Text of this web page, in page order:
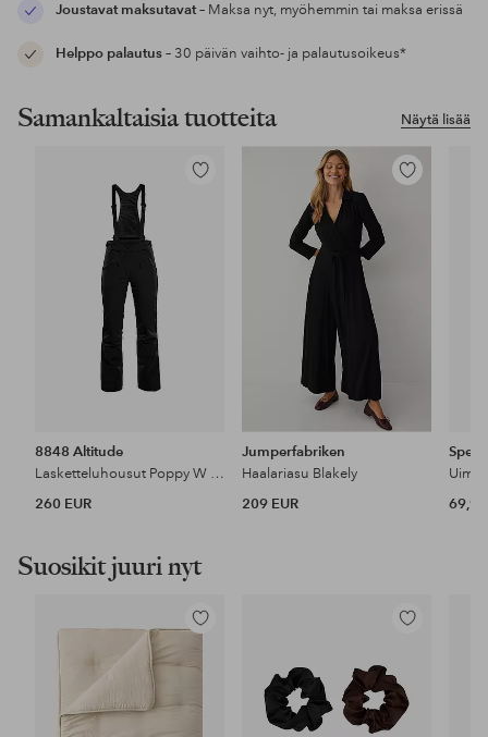
Joustavat maksutavat– Maksa nyt, myöhemmin tai maksa erissä
Helppo palautus– 30 päivän vaihto- ja palautusoikeus*
Näytä lisää
Samankaltaisia tuotteita
Lisää
8848 Altitude
Lasketteluhousut Poppy W Pant
260 EUR
Lisää
Jumperfabriken
Haalariasu Blakely
209 EUR
69,90
Suosikit juuri nyt
Lisää
Lisää